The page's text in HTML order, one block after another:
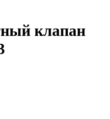
клапан